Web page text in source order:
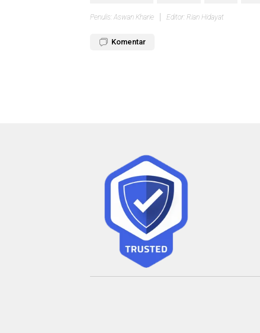
Penulis: Aswan Kharie Editor: Rian Hidayat
Komentar